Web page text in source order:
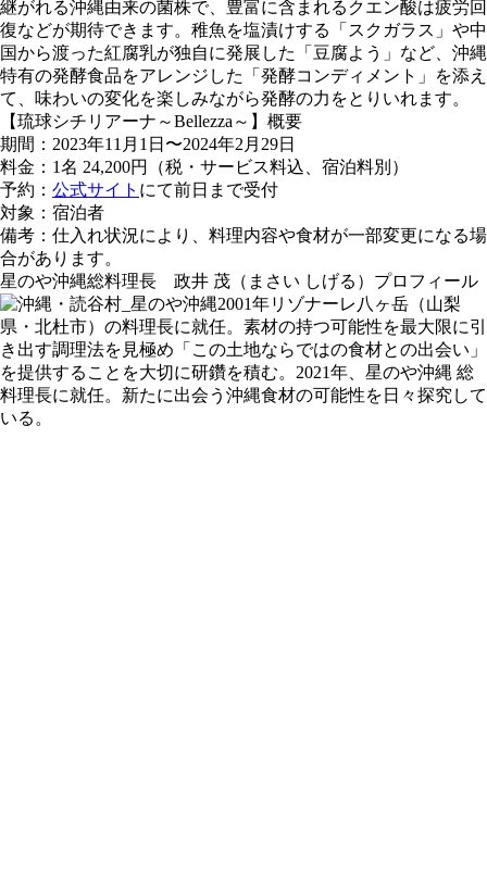
継がれる沖縄由来の菌株で、豊富に含まれるクエン酸は疲労回
復などが期待できます。稚魚を塩漬けする「スクガラス」や中
国から渡った紅腐乳が独自に発展した「豆腐よう」など、沖縄
特有の発酵食品をアレンジした「発酵コンディメント」を添え
て、味わいの変化を楽しみながら発酵の力をとりいれます。
【琉球シチリアーナ～Bellezza～】概要
期間：2023年11⽉1⽇〜2024年2⽉29⽇
料金：1名 24,200円（税・サービス料込、宿泊料別）
予約： 公式サイト にて前⽇まで受付
対象：宿泊者
備考：仕⼊れ状況により、料理内容や⾷材が⼀部変更になる場
合があります。
星のや沖縄総料理⻑ 政井 茂（まさい しげる）プロフィール
2001年リゾナーレ⼋ヶ岳（⼭梨
県・北杜市）の料理⻑に就任。素材の持つ可能性を最⼤限に引
き出す調理法を⾒極め「この⼟地ならではの⾷材との出会い」
を提供することを⼤切に研鑽を積む。2021年、星のや沖縄 総
料理⻑に就任。新たに出会う沖縄⾷材の可能性を⽇々探究して
いる。